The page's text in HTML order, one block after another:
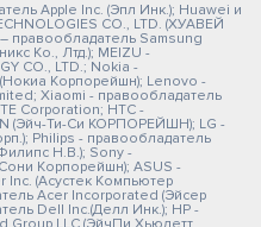
Apple Inc. (Эпл Инк.); Huawei и
CO., LTD. (ХУАВЕЙ
Samsung
Ко., Лтд.); MEIZU -
CO., LTD.; Nokia -
Корпорейшн); Lenovo -
Xiaomi - правообладатель
Corporation; HTC -
(Эйч-Ти-Си КОРПОРЕЙШН); LG -
Philips - правообладатель
Н.В.); Sony -
Корпорейшн); ASUS -
Inc. (Асустек Компьютер
Acer Incorporated (Эйсер
Dell Inc.(Делл Инк.); HP -